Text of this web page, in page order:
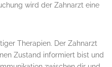
wird der Zahnarzt eine
Therapien. Der Zahnarzt
Zustand informiert bist und